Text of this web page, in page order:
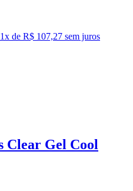
1x de R$ 107,27 sem juros
Clear Gel Cool